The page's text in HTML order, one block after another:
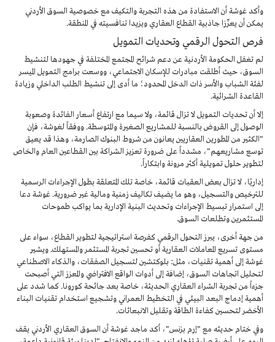
وأكد غوشة أن الاستفادة من هذه التجربة والتكيف مع خصوصية السوق الأردني
يمكن أن يعزّزا جاذبية القطاع العقاري ويزيدا تنافسيته في المنطقة.
فرص التحول الرقمي وتحديات التمويل
لم تغفل الحكومة الأردنية عن دعم شرائح المجتمع المختلفة في جهودها لتنشيط
السوق، حيث أطلقت مبادرات للإسكان الاجتماعي، ووسعت برامج التمويل الميسر
لفئة الشباب والأسر ذات الدخل المحدود؛ ما أدى إلى تنشيط الطلب الداخلي وزيادة
القاعدة الشرائية.
إلا أن تحديات التمويل لا تزال قائمة، ولا سيما مع ارتفاع أسعار الفائدة وصعوبة
الوصول إلى القروض بالنسبة للمشاريع الصغيرة والمتوسطة. ووفقاً لغوشة، فإن
"الكثير من المطورين العقاريين يعانون من شروط البنوك الصارمة، وهذا قد يعيق
توسع مشاريعهم"، مشدداً على ضرورة تعزيز الشراكة بين القطاعين العام والخاص
لتطوير حلول تمويلية أكثر مرونة وابتكاراً.
إداريًا، لا تزال بعض العقبات قائمة، خاصة تلك المتعلقة بطول الإجراءات الرسمية
للترخيص والتسجيل، وهو ما يضيف تكاليف زمنية ومالية غير ضرورية. غوشة دعا
إلى استمرار تبسيط الإجراءات وتحديث البنية الإدارية بما يواكب طموحات
المستثمرين وتطلعات السوق.
من جهة أخرى، يبرز التحول الرقمي كفرصة استراتيجية لتطوير القطاع، سواء على
مستوى تسريع المعاملات العقارية أو تحسين تجربة المستثمر والمستهلك. ويشير
غوشة إلى أهمية تقنيات، مثل: بلوكتشين لتسجيل الصفقات، والذكاء الاصطناعي
لتحليل اتجاهات السوق، إضافة إلى أدوات الواقع الافتراضي والمعزز التي أصبحت
جزءاً من تجربة الشراء العقاري الحديثة، خاصة بعد جائحة كورونا. كما شدد على
أهمية إدماج البعد البيئي في التخطيط العمراني وتشجيع استخدام تقنيات البناء
الأخضر لتحسين كفاءة الطاقة وتقليل الانبعاثات.
وفي ختام حديثه مع "إرم بزنس"، أكد ماجد غوشة أن السوق العقاري الأردني يقف